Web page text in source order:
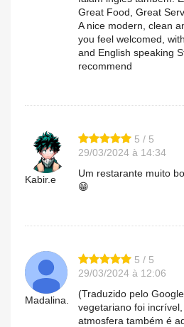
Great Food, Great
A nice modern, clean
you feel welcomed,
and English speaking
recommend
Kabir.e
5 / 5
29/03/2024 à 14:34
Um restarante muito
😁
Madalina.
5 / 5
29/03/2024 à 12:06
(Traduzido pelo
vegetariano foi
atmosfera também é